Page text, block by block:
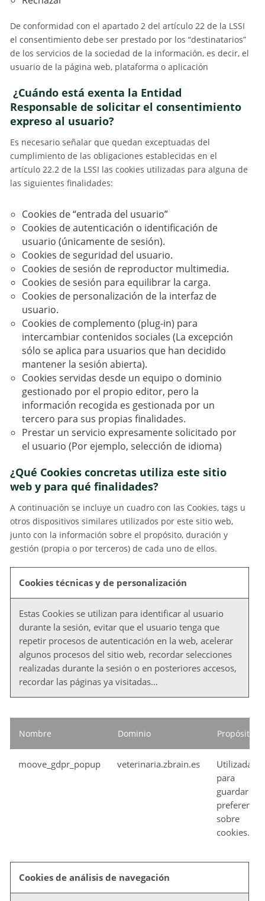
De conformidad con el apartado 2 del artículo 22 de la LSSI
el consentimiento debe ser prestado por los “destinatarios”
de los servicios de la sociedad de la información, es decir, el
usuario de la página web, plataforma o aplicación
¿Cuándo está exenta la Entidad
Responsable de solicitar el consentimiento
expreso al usuario?
Es necesario señalar que quedan exceptuadas del
cumplimiento de las obligaciones establecidas en el
artículo 22.2 de la LSSI las cookies utilizadas para alguna de
las siguientes finalidades:
Cookies de “entrada del usuario”
Cookies de autenticación o identificación de
usuario (únicamente de sesión).
Cookies de seguridad del usuario.
Cookies de sesión de reproductor multimedia.
Cookies de sesión para equilibrar la carga.
Cookies de personalización de la interfaz de
usuario.
Cookies de complemento (plug-in) para
intercambiar contenidos sociales (La excepción
sólo se aplica para usuarios que han decidido
mantener la sesión abierta).
Cookies servidas desde un equipo o dominio
gestionado por el propio editor, pero la
información recogida es gestionada por un
tercero para sus propias finalidades.
Prestar un servicio expresamente solicitado por
el usuario (Por ejemplo, selección de idioma)
¿Qué Cookies concretas utiliza este sitio
web y para qué finalidades?
A continuación se incluye un cuadro con las Cookies, tags u
otros dispositivos similares utilizados por este sitio web,
junto con la información sobre el propósito, duración y
gestión (propia o por terceros) de cada uno de ellos.
Cookies técnicas y de personalización
Estas Cookies se utilizan para identificar al usuario
durante la sesión, evitar que el usuario tenga que
repetir procesos de autenticación en la web, acelerar
algunos procesos del sitio web, recordar selecciones
realizadas durante la sesión o en posteriores accesos,
recordar las páginas ya visitadas…
Nombre Dominio Propósito
moove_gdpr_popup veterinaria.zbrain.es
Utilizada
para
guardar las
sobre
cookies.
Cookies de análisis de navegación